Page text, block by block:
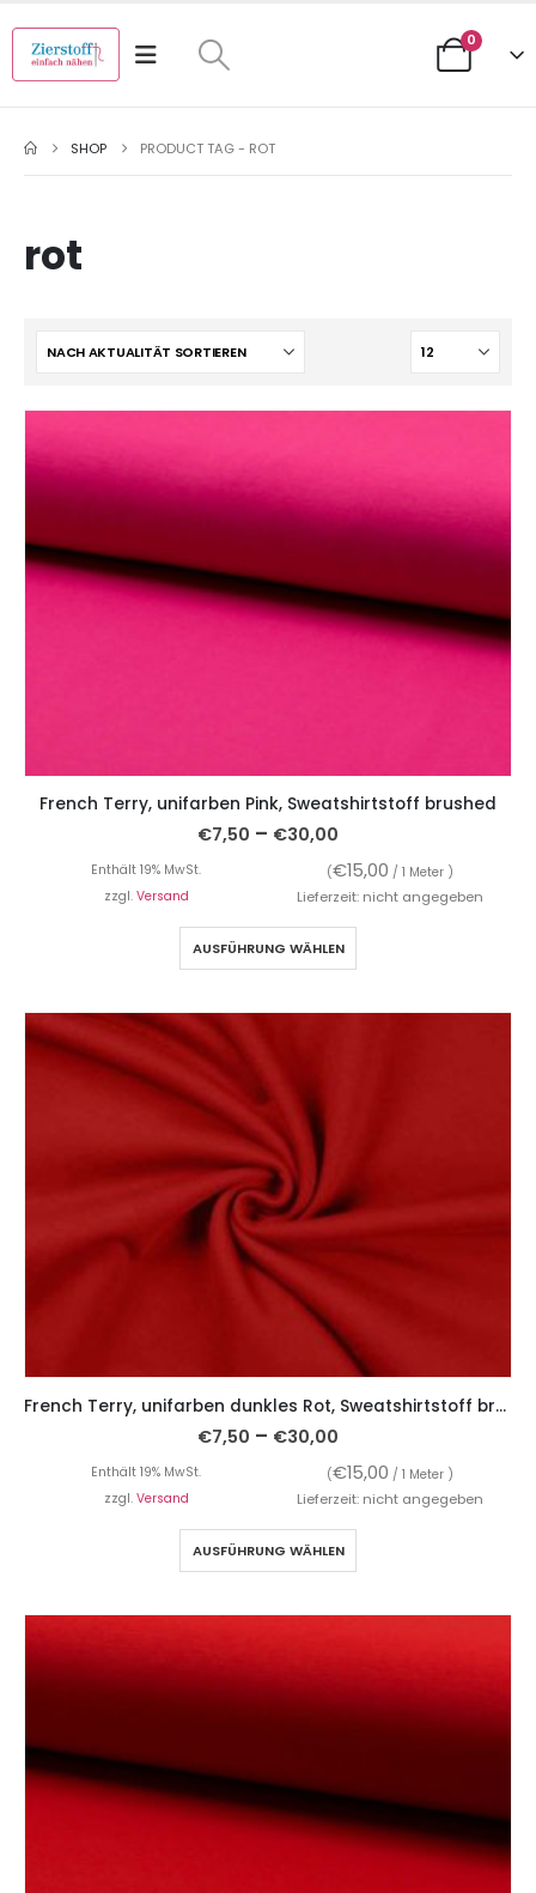
0
SHOP PRODUCT TAG - ROT
rot
French Terry, unifarben Pink, Sweatshirtstoff brushed
€7,50 – €30,00
Enthält 19% MwSt. (€15,00 / 1 Meter )
zzgl. Versand Lieferzeit: nicht angegeben
AUSFÜHRUNG WÄHLEN
French Terry, unifarben dunkles Rot, Sweatshirtstoff brushed
€7,50 – €30,00
Enthält 19% MwSt. (€15,00 / 1 Meter )
zzgl. Versand Lieferzeit: nicht angegeben
AUSFÜHRUNG WÄHLEN